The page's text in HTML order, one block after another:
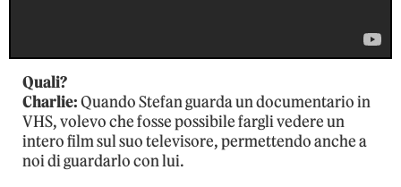
Quali?
Charlie:Quando Stefan guarda un documentario in
VHS, volevo che fosse possibile fargli vedere un
intero film sul suo televisore, permettendo anche a
noi di guardarlo con lui.